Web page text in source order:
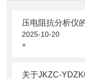
压电阻抗分析仪
2025-10-20
+
关于JKZC-